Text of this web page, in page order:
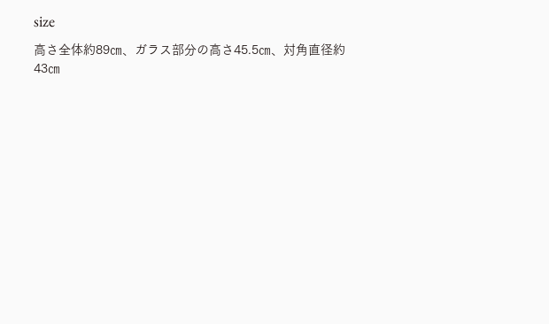
size
高さ全体約89㎝、ガラス部分の高さ45.5㎝、対角直径約
43㎝